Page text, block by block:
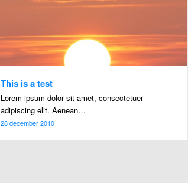
This is a test
Lorem ipsum dolor sit amet, consectetuer
adipiscing elit. Aenean…
28 december 2010